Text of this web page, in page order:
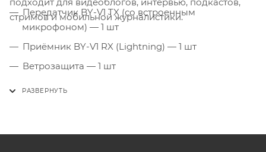
подходит для видеоблогов, интервью, подкастов,
стримов и мобильной журналистики.
Передатчик BY-V1 TX (со встроенным
микрофоном) — 1 шт
Приёмник BY-V1 RX (Lightning) — 1 шт
Ветрозащита — 1 шт
Кабель USB-C для зарядки — 1 шт